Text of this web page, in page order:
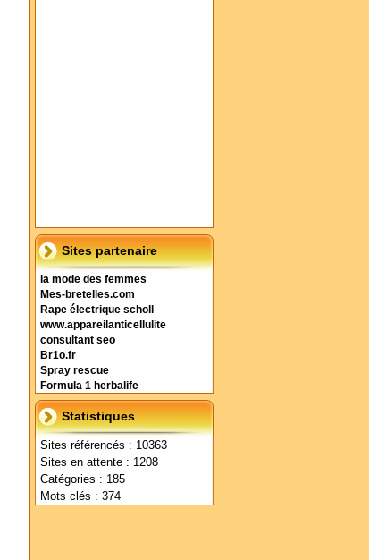
Sites partenaire
la mode des femmes
Mes-bretelles.com
Rape électrique scholl
www.appareilanticellulite
consultant seo
Br1o.fr
Spray rescue
Formula 1 herbalife
Statistiques
Sites référencés : 10363
Sites en attente : 1208
Catégories : 185
Mots clés : 374